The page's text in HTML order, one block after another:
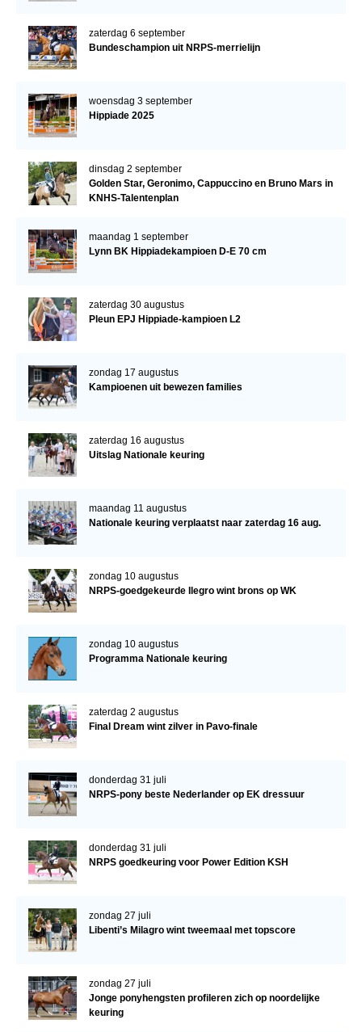
zaterdag 6 september
Bundeschampion uit NRPS-merrielijn
woensdag 3 september
Hippiade 2025
dinsdag 2 september
Golden Star, Geronimo, Cappuccino en Bruno Mars in
KNHS-Talentenplan
maandag 1 september
Lynn BK Hippiadekampioen D-E 70 cm
zaterdag 30 augustus
Pleun EPJ Hippiade-kampioen L2
zondag 17 augustus
Kampioenen uit bewezen families
zaterdag 16 augustus
Uitslag Nationale keuring
maandag 11 augustus
Nationale keuring verplaatst naar zaterdag 16 aug.
zondag 10 augustus
NRPS-goedgekeurde Ilegro wint brons op WK
zondag 10 augustus
Programma Nationale keuring
zaterdag 2 augustus
Final Dream wint zilver in Pavo-finale
donderdag 31 juli
NRPS-pony beste Nederlander op EK dressuur
donderdag 31 juli
NRPS goedkeuring voor Power Edition KSH
zondag 27 juli
Libenti’s Milagro wint tweemaal met topscore
zondag 27 juli
Jonge ponyhengsten profileren zich op noordelijke
keuring